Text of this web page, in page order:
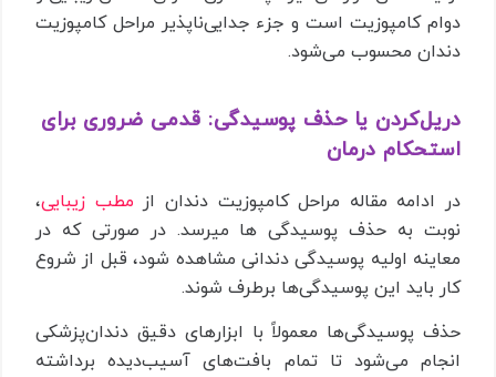
دوام کامپوزیت است و جزء جدایی‌ناپذیر مراحل کامپوزیت
دندان محسوب می‌شود.
دریل‌کردن یا حذف پوسیدگی: قدمی ضروری برای
استحکام درمان
در ادامه مقاله مراحل کامپوزیت دندان از مطب زیبایی،
نوبت به حذف پوسیدگی ها میرسد. در صورتی که در
معاینه اولیه پوسیدگی دندانی مشاهده شود، قبل از شروع
کار باید این پوسیدگی‌ها برطرف شوند.
حذف پوسیدگی‌ها معمولاً با ابزارهای دقیق دندان‌پزشکی
انجام می‌شود تا تمام بافت‌های آسیب‌دیده برداشته